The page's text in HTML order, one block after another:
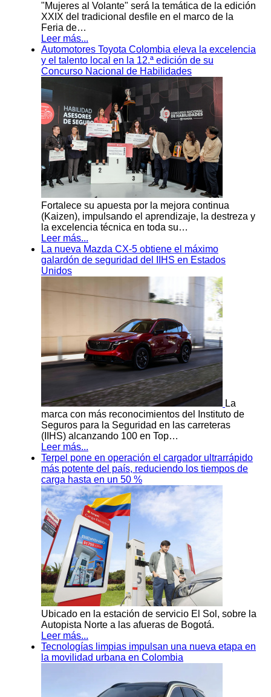
"Mujeres al Volante" será la temática de la edición
XXIX del tradicional desfile en el marco de la
Feria de…
Leer más...
Automotores Toyota Colombia eleva la excelencia
y el talento local en la 12.ª edición de su
Concurso Nacional de Habilidades
Fortalece su apuesta por la mejora continua
(Kaizen), impulsando el aprendizaje, la destreza y
la excelencia técnica en toda su…
Leer más...
La nueva Mazda CX-5 obtiene el máximo
galardón de seguridad del IIHS en Estados
Unidos
La
marca con más reconocimientos del Instituto de
Seguros para la Seguridad en las carreteras
(IIHS) alcanzando 100 en Top…
Leer más...
Terpel pone en operación el cargador ultrarrápido
más potente del país, reduciendo los tiempos de
carga hasta en un 50 %
Ubicado en la estación de servicio El Sol, sobre la
Autopista Norte a las afueras de Bogotá.
Leer más...
Tecnologías limpias impulsan una nueva etapa en
la movilidad urbana en Colombia